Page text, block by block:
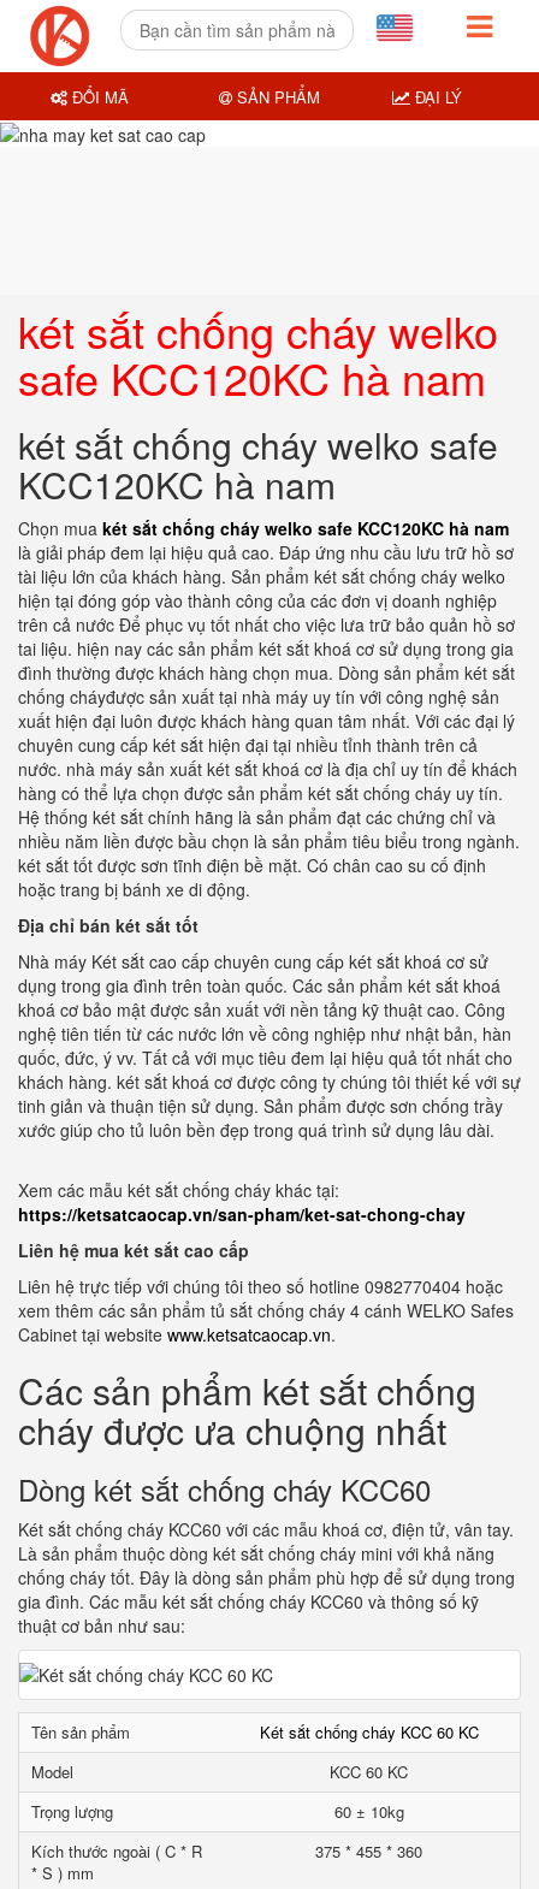
két sắt chống cháy welko
safe KCC120KC hà nam
két sắt chống cháy welko safe
KCC120KC hà nam
Chọn mua két sắt chống cháy welko safe KCC120KC hà nam
là giải pháp đem lại hiệu quả cao. Đáp ứng nhu cầu lưu trữ hồ sơ
tài liệu lớn của khách hàng. Sản phẩm két sắt chống cháy welko
hiện tại đóng góp vào thành công của các đơn vị doanh nghiệp
trên cả nước Để phục vụ tốt nhất cho việc lưa trữ bảo quản hồ sơ
tai liệu. hiện nay các sản phẩm két sắt khoá cơ sử dụng trong gia
đình thường được khách hàng chọn mua. Dòng sản phẩm két sắt
chống cháyđược sản xuất tại nhà máy uy tín với công nghệ sản
xuất hiện đại luôn được khách hàng quan tâm nhất. Với các đại lý
chuyên cung cấp két sắt hiện đại tại nhiều tỉnh thành trên cả
nước. nhà máy sản xuất két sắt khoá cơ là địa chỉ uy tín để khách
hàng có thể lựa chọn được sản phẩm két sắt chống cháy uy tín.
Hệ thống két sắt chính hãng là sản phẩm đạt các chứng chỉ và
nhiều năm liền được bầu chọn là sản phẩm tiêu biểu trong ngành.
két sắt tốt được sơn tĩnh điện bề mặt. Có chân cao su cố định
hoặc trang bị bánh xe di động.
Địa chỉ bán két sắt tốt
Nhà máy Két sắt cao cấp chuyên cung cấp két sắt khoá cơ sử
dụng trong gia đình trên toàn quốc. Các sản phẩm két sắt khoá
khoá cơ bảo mật được sản xuất với nền tảng kỹ thuật cao. Công
nghệ tiên tiến từ các nước lớn về công nghiệp như nhật bản, hàn
quốc, đức, ý vv. Tất cả với mục tiêu đem lại hiệu quả tốt nhất cho
khách hàng. két sắt khoá cơ được công ty chúng tôi thiết kế với sự
tinh giản và thuận tiện sử dụng. Sản phẩm được sơn chống trầy
xước giúp cho tủ luôn bền đẹp trong quá trình sử dụng lâu dài.
Xem các mẫu két sắt chống cháy khác tại:
https://ketsatcaocap.vn/san-pham/ket-sat-chong-chay
Liên hệ mua két sắt cao cấp
Liên hệ trực tiếp với chúng tôi theo số hotline 0982770404 hoặc
xem thêm các sản phẩm tủ sắt chống cháy 4 cánh WELKO Safes
Cabinet tại website www.ketsatcaocap.vn.
Các sản phẩm két sắt chống
cháy được ưa chuộng nhất
Dòng két sắt chống cháy KCC60
Két sắt chống cháy KCC60 với các mẫu khoá cơ, điện tử, vân tay.
Là sản phẩm thuộc dòng két sắt chống cháy mini với khả năng
chống cháy tốt. Đây là dòng sản phẩm phù hợp để sử dụng trong
gia đình. Các mẫu két sắt chống cháy KCC60 và thông số kỹ
thuật cơ bản như sau:
Tên sản phẩm
Két sắt chống cháy KCC 60 KC
Model
KCC 60 KC
Trọng lượng
60 ± 10kg
Kích thước ngoài ( C * R
* S ) mm
375 * 455 * 360
ĐỔI MÃ SẢN PHẨM ĐẠI LÝ